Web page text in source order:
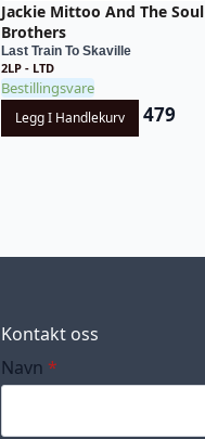
Jackie Mittoo And The Soul
Brothers
Last Train To Skaville
2LP - LTD
Bestillingsvare
Legg I Handlekurv 479
Kontakt oss
Navn *